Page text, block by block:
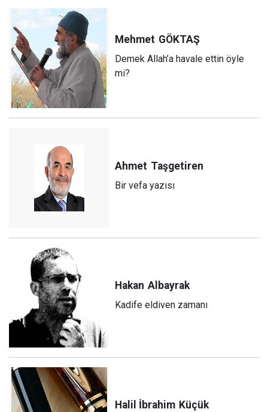
Mehmet GÖKTAŞ
Demek Allah’a havale ettin öyle
mi?
Ahmet Taşgetiren
Bir vefa yazısı
Hakan Albayrak
Kadife eldiven zamanı
Halil İbrahim Küçük